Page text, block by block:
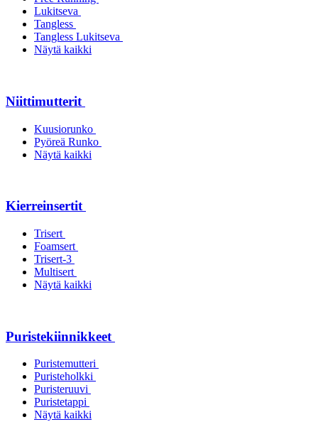
Lukitseva
Tangless
Tangless Lukitseva
Näytä kaikki
Niittimutterit
Kuusiorunko
Pyöreä Runko
Näytä kaikki
Kierreinsertit
Trisert
Foamsert
Trisert-3
Multisert
Näytä kaikki
Puristekiinnikkeet
Puristemutteri
Puristeholkki
Puristeruuvi
Puristetappi
Näytä kaikki